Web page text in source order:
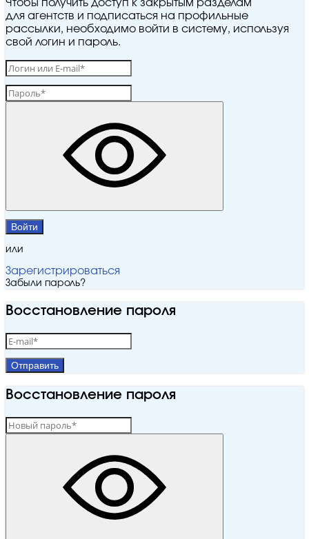
Чтобы получить доступ к закрытым разделам
для агентств и подписаться на профильные
рассылки, необходимо войти в систему, используя
свой логин и пароль.
Войти
или
Зарегистрироваться
Забыли пароль?
Восстановление пароля
Отправить
Восстановление пароля